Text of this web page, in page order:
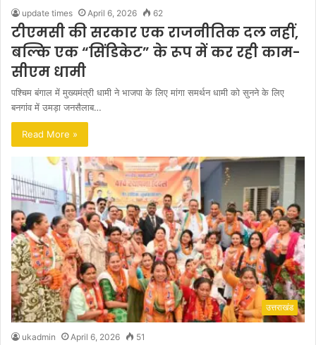
update times April 6, 2026 62
टीएमसी की सरकार एक राजनीतिक दल नहीं,
बल्कि एक “सिंडिकेट” के रूप में कर रही काम-
सीएम धामी
पश्चिम बंगाल में मुख्यमंत्री धामी ने भाजपा के लिए मांगा समर्थन धामी को सुनने के लिए
बनगांव में उमड़ा जनसैलाब…
Read More »
उत्तराखंड
ukadmin April 6, 2026 51